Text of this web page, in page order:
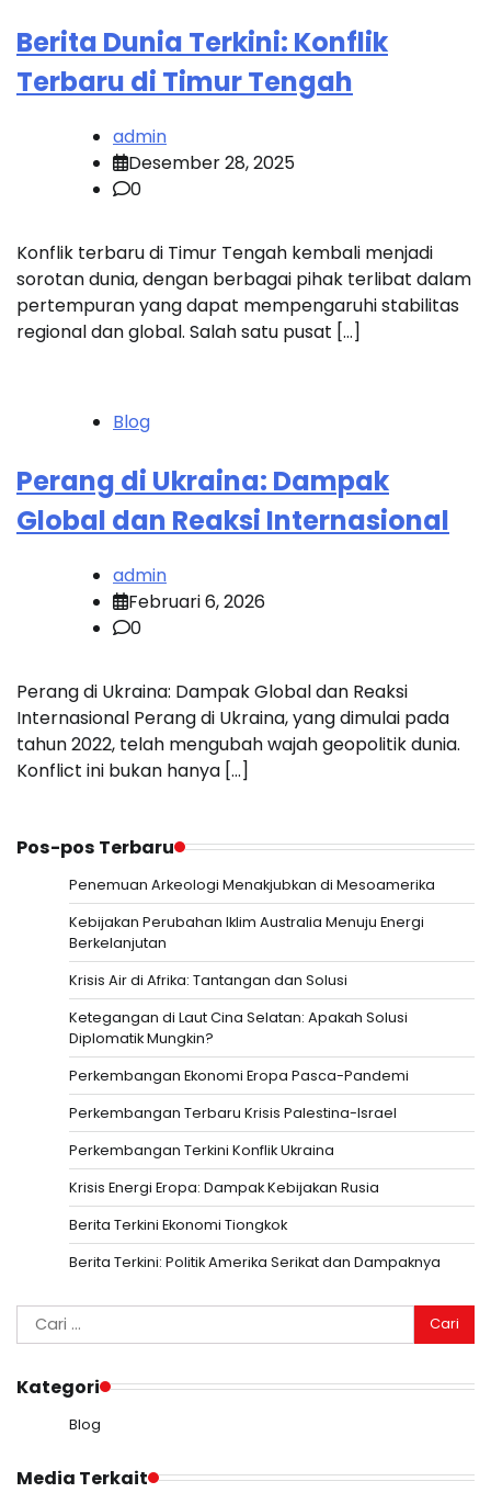
Berita Dunia Terkini: Konflik
Terbaru di Timur Tengah
admin
Desember 28, 2025
0
Konflik terbaru di Timur Tengah kembali menjadi
sorotan dunia, dengan berbagai pihak terlibat dalam
pertempuran yang dapat mempengaruhi stabilitas
regional dan global. Salah satu pusat […]
Blog
Perang di Ukraina: Dampak
Global dan Reaksi Internasional
admin
Februari 6, 2026
0
Perang di Ukraina: Dampak Global dan Reaksi
Internasional Perang di Ukraina, yang dimulai pada
tahun 2022, telah mengubah wajah geopolitik dunia.
Konflict ini bukan hanya […]
Pos-pos Terbaru
Penemuan Arkeologi Menakjubkan di Mesoamerika
Kebijakan Perubahan Iklim Australia Menuju Energi
Berkelanjutan
Krisis Air di Afrika: Tantangan dan Solusi
Ketegangan di Laut Cina Selatan: Apakah Solusi
Diplomatik Mungkin?
Perkembangan Ekonomi Eropa Pasca-Pandemi
Perkembangan Terbaru Krisis Palestina-Israel
Perkembangan Terkini Konflik Ukraina
Krisis Energi Eropa: Dampak Kebijakan Rusia
Berita Terkini Ekonomi Tiongkok
Berita Terkini: Politik Amerika Serikat dan Dampaknya
Cari
untuk:
Kategori
Blog
Media Terkait